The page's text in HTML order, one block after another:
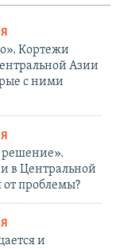
Кортежи
Азии
с ними
решение».
в Центральной
проблемы?
и